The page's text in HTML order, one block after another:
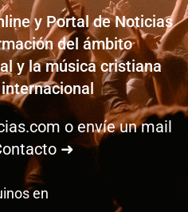
y Portal de Noticias
del ámbito
y la música cristiana
o envíe un mail
➜
en